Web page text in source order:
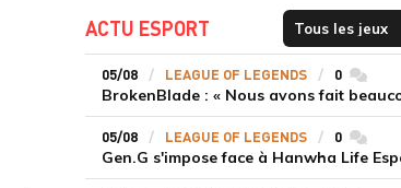
ACTU ESPORT
05/08 LEAGUE OF LEGENDS 0
05/08 LEAGUE OF LEGENDS 0